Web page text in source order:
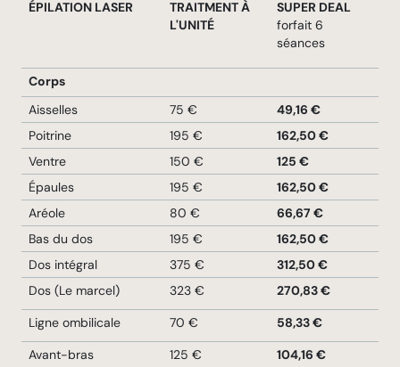
ÉPILATION LASER
TRAITMENT À
L'UNITÉ
SUPER DEAL
forfait 6
séances
Corps
Aisselles
75 €
49,16 €
Poitrine
195 €
162,50 €
Ventre
150 €
125 €
Épaules
195 €
162,50 €
Aréole
80 €
66,67 €
Bas du dos
195 €
162,50 €
Dos intégral
375 €
312,50 €
Dos (Le marcel)
323 €
270,83 €
Ligne ombilicale
70 €
58,33 €
Avant-bras
125 €
104,16 €